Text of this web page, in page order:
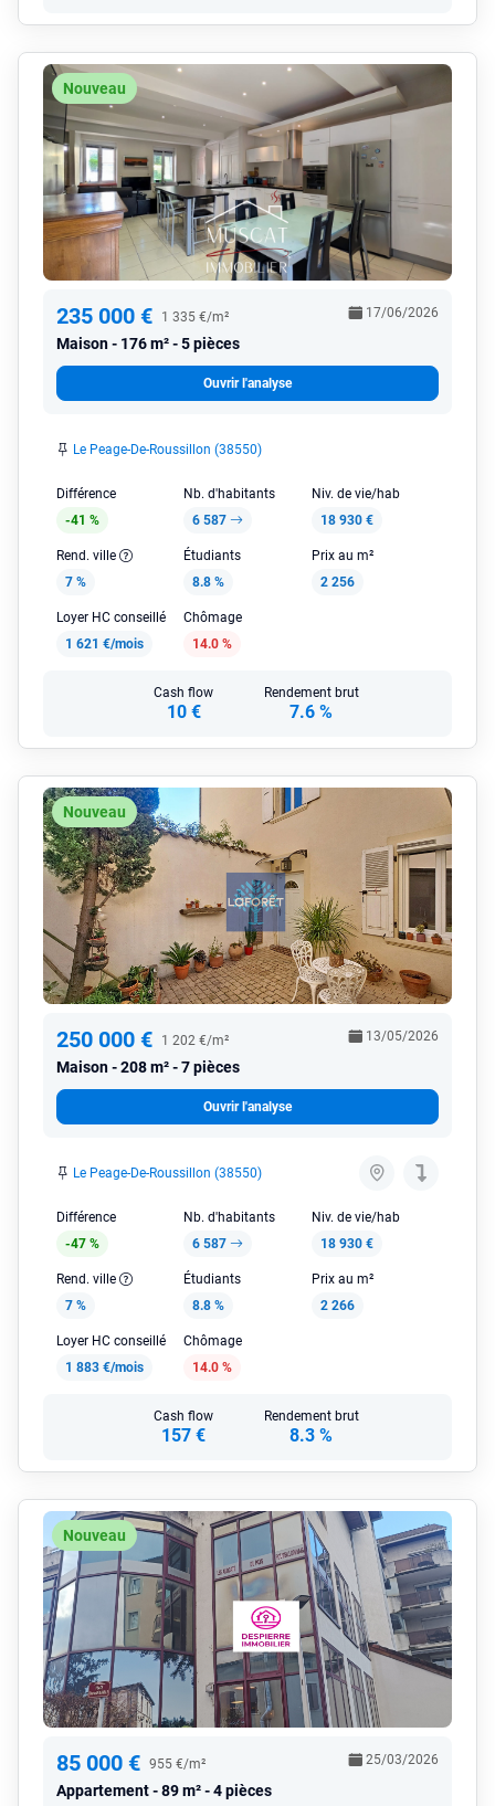
Nouveau
235 000 € 1 335 €/m²
Maison 176 m² - 5 pièces
17/06/2026
Ouvrir l'analyse
Le Peage-De-Roussillon (38550)
Différence
-41 %
Nb. d'habitants
6 587
Niv. de vie/hab
18 930 €
Rend. ville
7 %
Étudiants
8.8 %
Prix au m²
2 256
Loyer HC conseillé
1 621 €/mois
Chômage
14.0 %
Cash flow
10 €
Rendement brut
7.6 %
Nouveau
250 000 € 1 202 €/m²
Maison 208 m² - 7 pièces
13/05/2026
Ouvrir l'analyse
Le Peage-De-Roussillon (38550)
Différence
-47 %
Nb. d'habitants
6 587
Niv. de vie/hab
18 930 €
Rend. ville
7 %
Étudiants
8.8 %
Prix au m²
2 266
Loyer HC conseillé
1 883 €/mois
Chômage
14.0 %
Cash flow
157 €
Rendement brut
8.3 %
Nouveau
85 000 € 955 €/m²
Appartement 89 m² - 4 pièces
25/03/2026